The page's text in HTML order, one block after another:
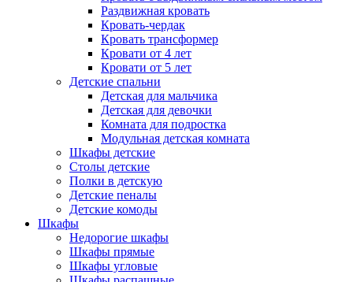
Раздвижная кровать
Кровать-чердак
Кровать трансформер
Кровати от 4 лет
Кровати от 5 лет
Детские спальни
Детская для мальчика
Детская для девочки
Комната для подростка
Модульная детская комната
Шкафы детские
Столы детские
Полки в детскую
Детские пеналы
Детские комоды
Шкафы
Недорогие шкафы
Шкафы прямые
Шкафы угловые